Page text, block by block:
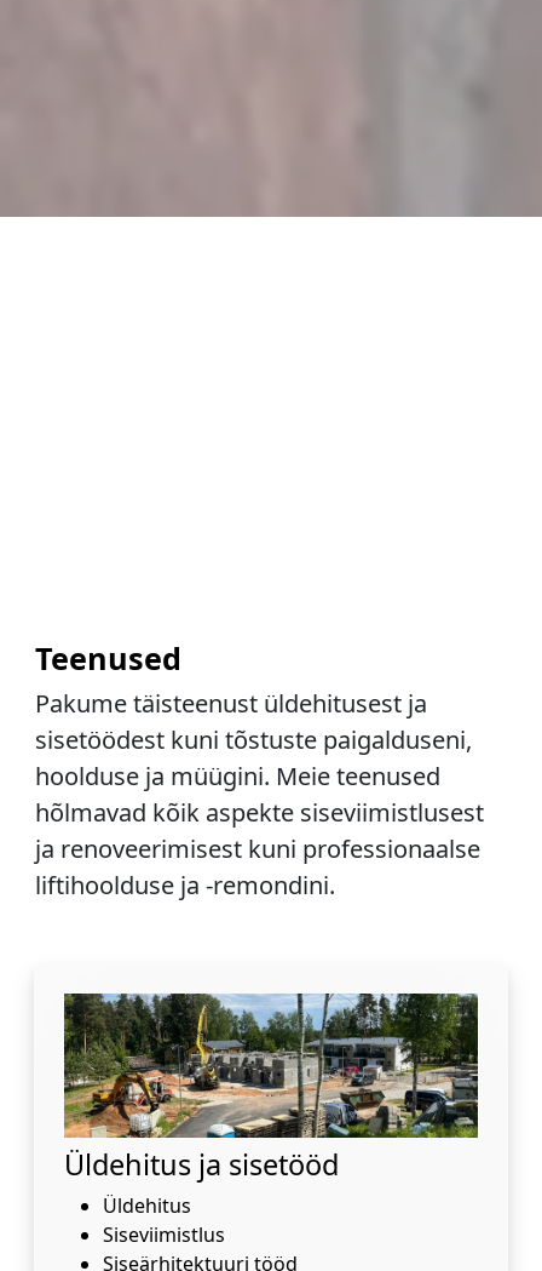
Teenused
Pakume täisteenust üldehitusest ja
sisetöödest kuni tõstuste paigalduseni,
hoolduse ja müügini. Meie teenused
hõlmavad kõik aspekte siseviimistlusest
ja renoveerimisest kuni professionaalse
liftihoolduse ja -remondini.
Üldehitus ja sisetööd
Üldehitus
Siseviimistlus
Siseärhitektuuri tööd